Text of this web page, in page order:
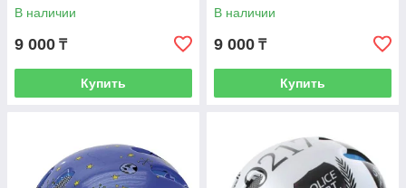
В наличии
9 000 ₸
Купить
В наличии
9 000 ₸
Купить